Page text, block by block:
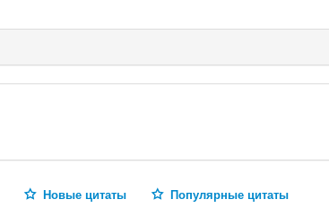
Новые цитаты Популярные цитаты